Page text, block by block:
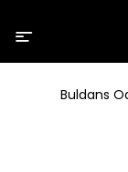
Buldans